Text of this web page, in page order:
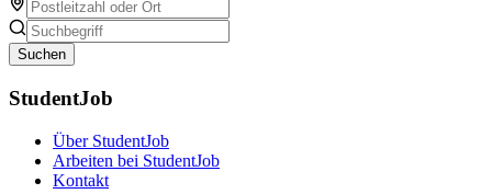
Suchen
StudentJob
Über StudentJob
Arbeiten bei StudentJob
Kontakt